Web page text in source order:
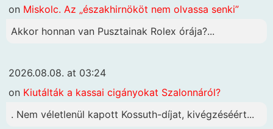
on Miskolc. Az „északhirnököt nem olvassa senki”
Akkor honnan van Pusztainak Rolex órája?...
2026.08.08. at 03:24
on Kiutálták a kassai cigányokat Szalonnáról?
. Nem véletlenül kapott Kossuth-díjat, kivégzéséért...